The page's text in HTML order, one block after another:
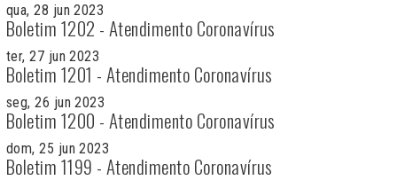
qua, 28 jun 2023
Boletim 1202 - Atendimento Coronavírus
ter, 27 jun 2023
Boletim 1201 - Atendimento Coronavírus
seg, 26 jun 2023
Boletim 1200 - Atendimento Coronavírus
dom, 25 jun 2023
Boletim 1199 - Atendimento Coronavírus